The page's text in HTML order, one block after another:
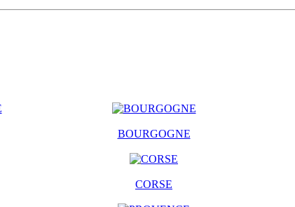
BOURGOGNE
CORSE